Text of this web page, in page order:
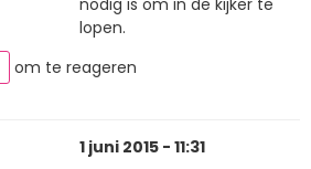
lopen.
om te reageren
1 juni 2015 - 11:31